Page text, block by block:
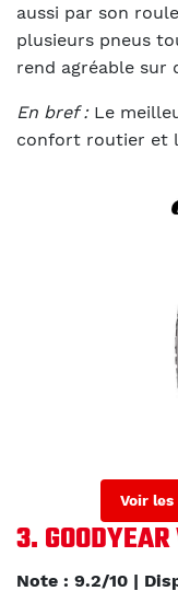
aussi par son
plusieurs pneus
rend agréable sur
En bref :Le
confort routier et
Voir
3.
Note : 9.2/10 |